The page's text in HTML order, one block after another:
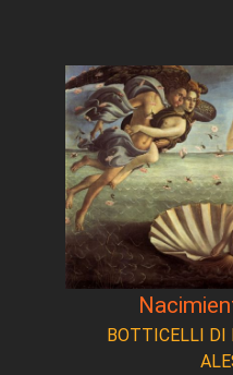
BOTTICELLI DI